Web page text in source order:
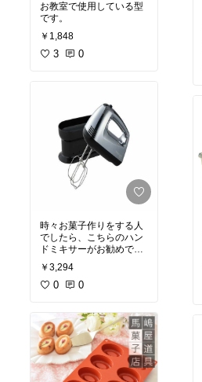
お教室で使用している型
です。
￥1,848
3 0
時々お菓子作りをする人
でしたら、こちらのハン
ドミキサーがお勧めで
す。 低価格ですが、キ
チンと泡立ちます。 焼
き菓子のバターにもキチ
￥3,294
0 0